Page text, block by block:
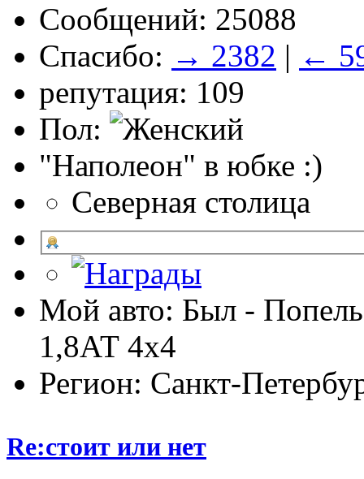
Сообщений: 25088
Спасибо: → 2382 | ←
репутация: 109
Пол:
"Наполеон" в юбке :)
Северная столица
Мой авто: Был -
1,8АТ 4х4
Регион: Санкт-
Re:стоит или нет